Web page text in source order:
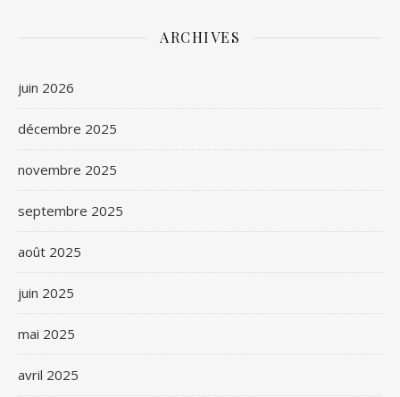
ARCHIVES
juin 2026
décembre 2025
novembre 2025
septembre 2025
août 2025
juin 2025
mai 2025
avril 2025